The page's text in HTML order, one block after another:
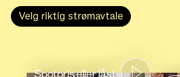
Velg riktig strømavtale
Spotpris eller låst